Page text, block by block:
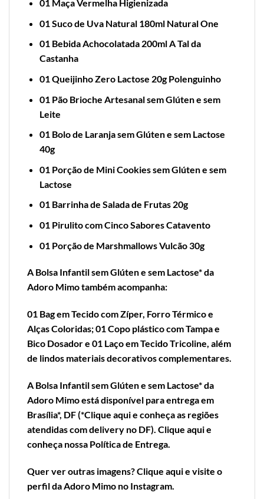
01 Maça Vermelha Higienizada
01 Suco de Uva Natural 180ml Natural One
01 Bebida Achocolatada 200ml A Tal da
Castanha
01 Queijinho Zero Lactose 20g Polenguinho
01 Pão Brioche Artesanal sem Glúten e sem
Leite
01 Bolo de Laranja sem Glúten e sem Lactose
40g
01 Porção de Mini Cookies sem Glúten e sem
Lactose
01 Barrinha de Salada de Frutas 20g
01 Pirulito com Cinco Sabores Catavento
01 Porção de Marshmallows Vulcão 30g
A Bolsa Infantil sem Glúten e sem Lactose*da
Adoro Mimo também acompanha:
01 Bag em Tecido com Zíper, Forro Térmico e
Alças Coloridas; 01 Copo plástico com Tampa e
Bico Dosador e 01 Laço em Tecido Tricoline, além
de lindos materiais decorativos complementares.
A Bolsa Infantil sem Glúten e sem Lactose*da
Adoro Mimo está disponível para entrega em
Brasília*, DF (*Clique aqui e conheça as regiões
atendidas com delivery no DF). Clique aqui e
conheça nossa Política de Entrega.
Quer ver outras imagens?Clique aqui e visite o
perfil da Adoro Mimo no Instagram